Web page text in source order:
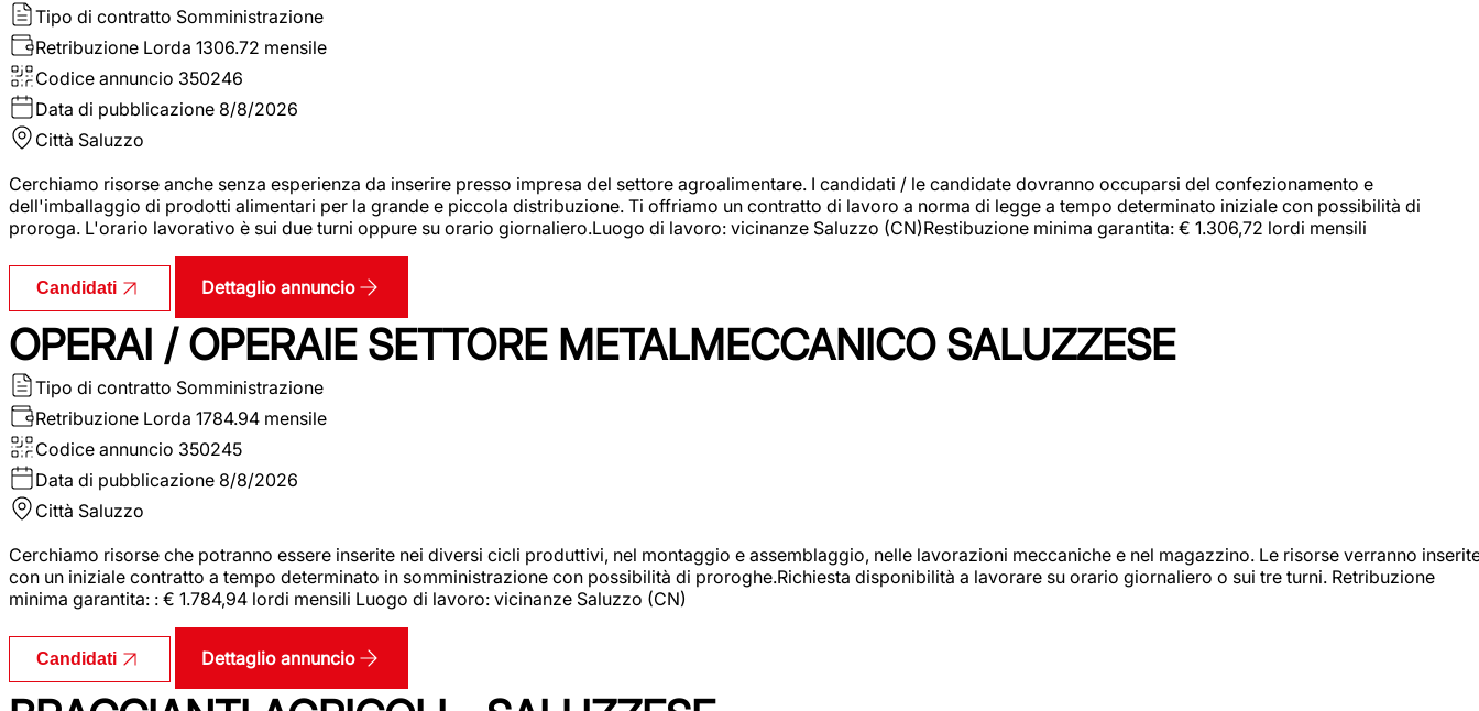
Tipo di contratto Somministrazione
Retribuzione Lorda 1306.72 mensile
Codice annuncio 350246
Data di pubblicazione 8/8/2026
Città Saluzzo
Cerchiamo risorse anche senza esperienza da inserire presso impresa del settore agroalimentare. I candidati / le candidate dovranno occuparsi del confezionamento e
dell'imballaggio di prodotti alimentari per la grande e piccola distribuzione. Ti offriamo un contratto di lavoro a norma di legge a tempo determinato iniziale con possibilità di
proroga. L'orario lavorativo è sui due turni oppure su orario giornaliero.Luogo di lavoro: vicinanze Saluzzo (CN)Restibuzione minima garantita: € 1.306,72 lordi mensili
Candidati Dettaglio annuncio
OPERAI / OPERAIE SETTORE METALMECCANICO SALUZZESE
Tipo di contratto Somministrazione
Retribuzione Lorda 1784.94 mensile
Codice annuncio 350245
Data di pubblicazione 8/8/2026
Città Saluzzo
Cerchiamo risorse che potranno essere inserite nei diversi cicli produttivi, nel montaggio e assemblaggio, nelle lavorazioni meccaniche e nel magazzino. Le risorse verranno
con un iniziale contratto a tempo determinato in somministrazione con possibilità di proroghe.Richiesta disponibilità a lavorare su orario giornaliero o sui tre turni. Retribuzione
minima garantita: : € 1.784,94 lordi mensili Luogo di lavoro: vicinanze Saluzzo (CN)
Candidati Dettaglio annuncio